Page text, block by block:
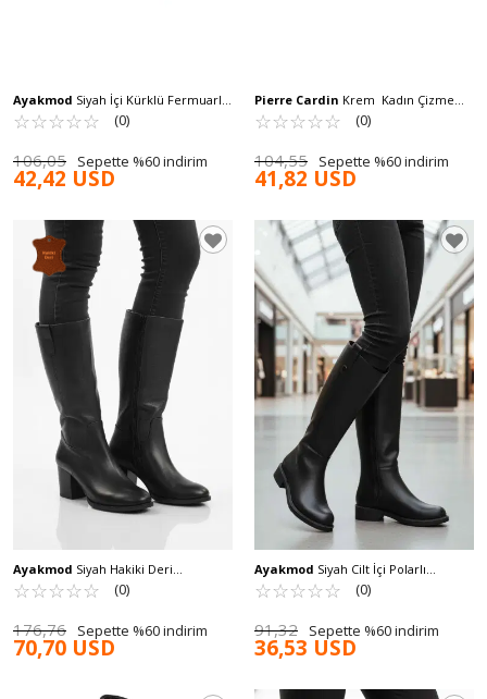
Ayakmod Siyah İçi Kürklü Fermuarlı
Kadın İnce Topuklu Çizme 9652013 Z
☆☆☆☆☆
★★★★★ (0)
106,05 Sepette %60 indirim
42,42 USD
Pierre Cardin Krem Kadın Çizme
PC-54119 Z
☆☆☆☆☆
★★★★★ (0)
104,55 Sepette %60 indirim
41,82 USD
Ayakmod Siyah Hakiki Deri
Fermuarlı Polarlı Kadın Çizme 86620-
1 Z
☆☆☆☆☆
★★★★★ (0)
176,76 Sepette %60 indirim
70,70 USD
Ayakmod Siyah Cilt İçi Polarlı
Fermuarlı Kadın Çizme 224578 Z
☆☆☆☆☆
★★★★★ (0)
91,32 Sepette %60 indirim
36,53 USD